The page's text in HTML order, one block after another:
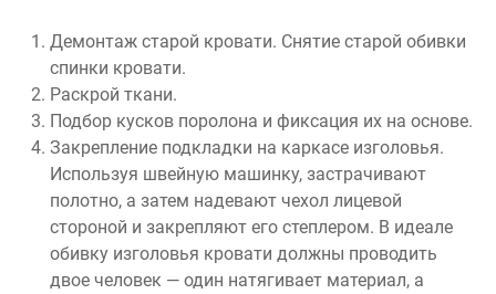
Демонтаж старой кровати. Снятие старой обивки
спинки кровати.
Раскрой ткани.
Подбор кусков поролона и фиксация их на основе.
Закрепление подкладки на каркасе изголовья.
Используя швейную машинку, застрачивают
полотно, а затем надевают чехол лицевой
стороной и закрепляют его степлером. В идеале
обивку изголовья кровати должны проводить
двое человек — один натягивает материал, а